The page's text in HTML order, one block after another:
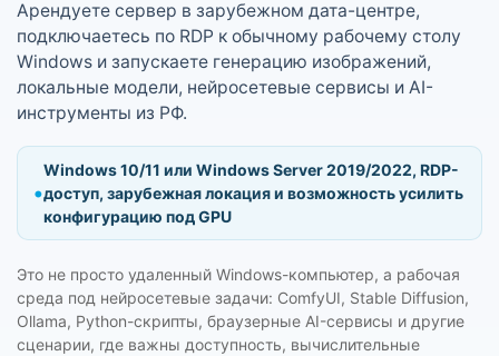
Арендуете сервер в зарубежном дата-центре,
подключаетесь по RDP к обычному рабочему столу
Windows и запускаете генерацию изображений,
локальные модели, нейросетевые сервисы и AI-
инструменты из РФ.
Windows 10/11 или Windows Server 2019/2022, RDP-
доступ, зарубежная локация и возможность усилить
конфигурацию под GPU
Это не просто удаленный Windows-компьютер, а рабочая
среда под нейросетевые задачи: ComfyUI, Stable Diffusion,
Ollama, Python-скрипты, браузерные AI-сервисы и другие
сценарии, где важны доступность, вычислительные